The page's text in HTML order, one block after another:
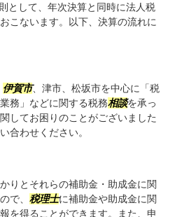
として、年次決算と同時に法人税
こないます。以下、決算の流れに
伊賀市、津市、松坂市を中心に「税
務」などに関する税務相談を承っ
してお困りのことがございました
合わせください。
りとそれらの補助金・助成金に関
で、 税理士に補助金や助成金に関
を得ることができます。また、申